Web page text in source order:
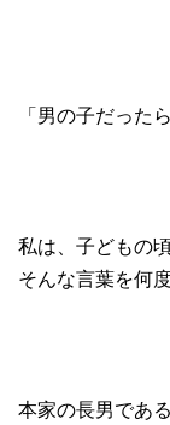
「男の子だった
私は、子どもの
そんな言葉を何
本家の長男である